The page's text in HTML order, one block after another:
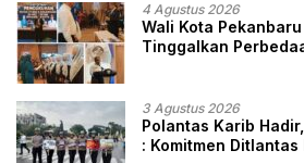
4 Agustus 2026
Wali Kota Pekanbaru
Tinggalkan
3 Agustus 2026
Polantas Karib
: Komitmen Ditlantas